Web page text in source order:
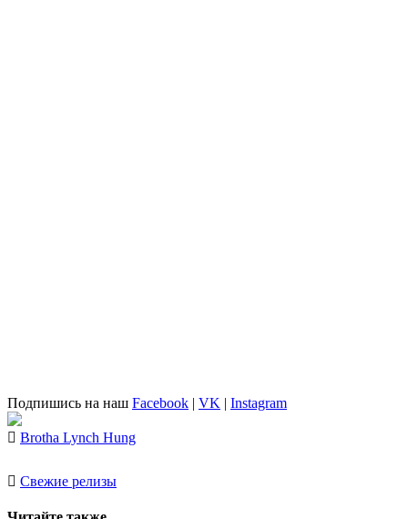
Подпишись на наш Facebook | VK | Instagram
Brotha Lynch Hung
Свежие релизы